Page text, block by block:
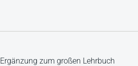
zum großen Lehrbuch